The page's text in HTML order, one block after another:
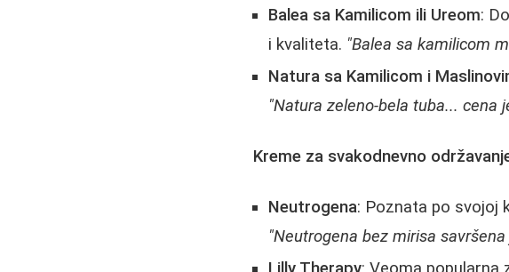
Balea sa Kamilicom ili Ureom:
i kvaliteta. "Balea sa kamilicom
Natura sa Kamilicom i
"Natura zeleno-bela tuba... cena
Kreme za svakodnevno
Neutrogena: Poznata po svojoj
"Neutrogena bez mirisa